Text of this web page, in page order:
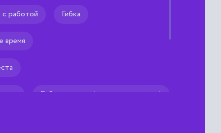
с работой Гибка
время
Рабочее время (в широком смысле)